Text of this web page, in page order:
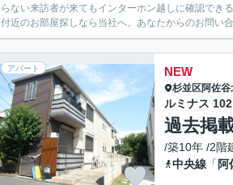
らない来訪者が来てもインターホン越しに確認でき
付近のお部屋探しなら当社へ。あなたからのお問い
アパート NEW
杉並区阿佐谷
ルミナス 102
過去掲
/築10年 /2階
中央線 「 阿